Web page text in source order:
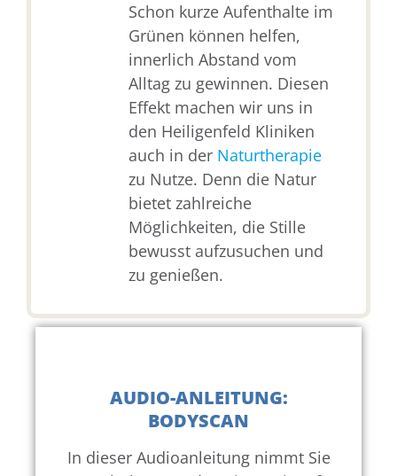
Schon kurze Aufenthalte im
Grünen können helfen,
innerlich Abstand vom
Alltag zu gewinnen. Diesen
Effekt machen wir uns in
den Heiligenfeld Kliniken
auch in der Naturtherapie
zu Nutze. Denn die Natur
bietet zahlreiche
Möglichkeiten, die Stille
bewusst aufzusuchen und
zu genießen.
AUDIO-ANLEITUNG:
BODYSCAN
In dieser Audioanleitung nimmt Sie